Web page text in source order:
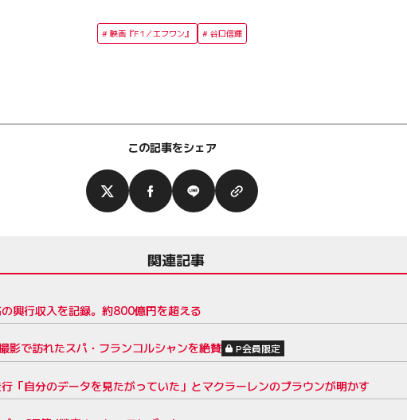
映画『F1／エフワン』 谷口信輝
この記事をシェア
関連記事
興行収入を記録。約800億円を超える
影で訪れたスパ・フランコルシャンを絶賛 P会員限定
「自分のデータを見たがっていた」とマクラーレンのブラウンが明かす